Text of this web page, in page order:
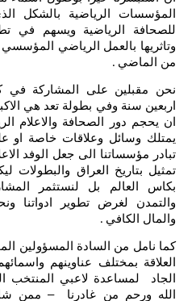
المؤسسات الرياضية بالشكل
للصحافة الرياضية ويسهم في
وتاثريها بالعمل الرياضي
من الماضي .
نحن مقبلين على المشاركة في
اربعين سنة وفي بطولة تعد هي
ان يحجم دور الصحافة والاعلام
يمتلك وسائل وعلاقات خاصة او
تبادر مؤسساتنا الى جعل الوفد
تمثيل بتاريخ العراق والبطولات
بكاس العالم بل لنستثمر
والتمدن لغرض تطوير ادواتنا
والمال الكافي .
كما نامل من السادة المسؤولين
العلاقة بمختلف عناوينهم
الجاد لمساعدة لاعبي المنتخب